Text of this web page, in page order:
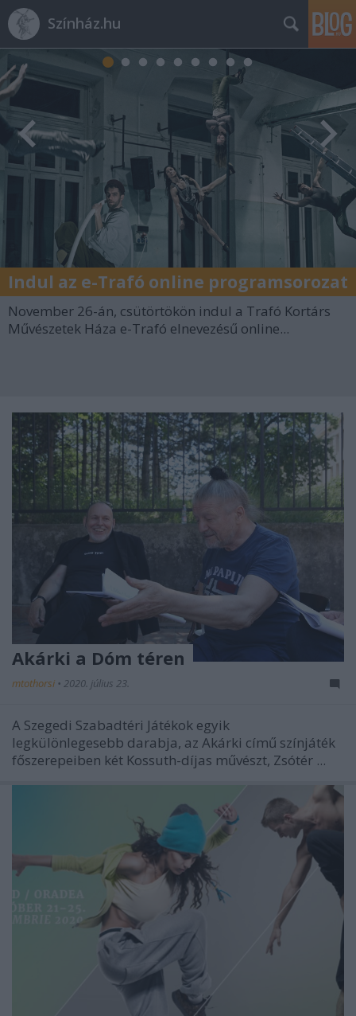
Színház.hu
Indul az e-Trafó online programsorozat
November 26-án, csütörtökön indul a Trafó Kortárs
Művészetek Háza e-Trafó elnevezésű online...
Akárki a Dóm téren
mtothorsi • 2020. július 23.
A Szegedi Szabadtéri Játékok egyik
legkülönlegesebb darabja, az Akárki című színjáték
főszerepeiben két Kossuth-díjas művészt, Zsótér ...